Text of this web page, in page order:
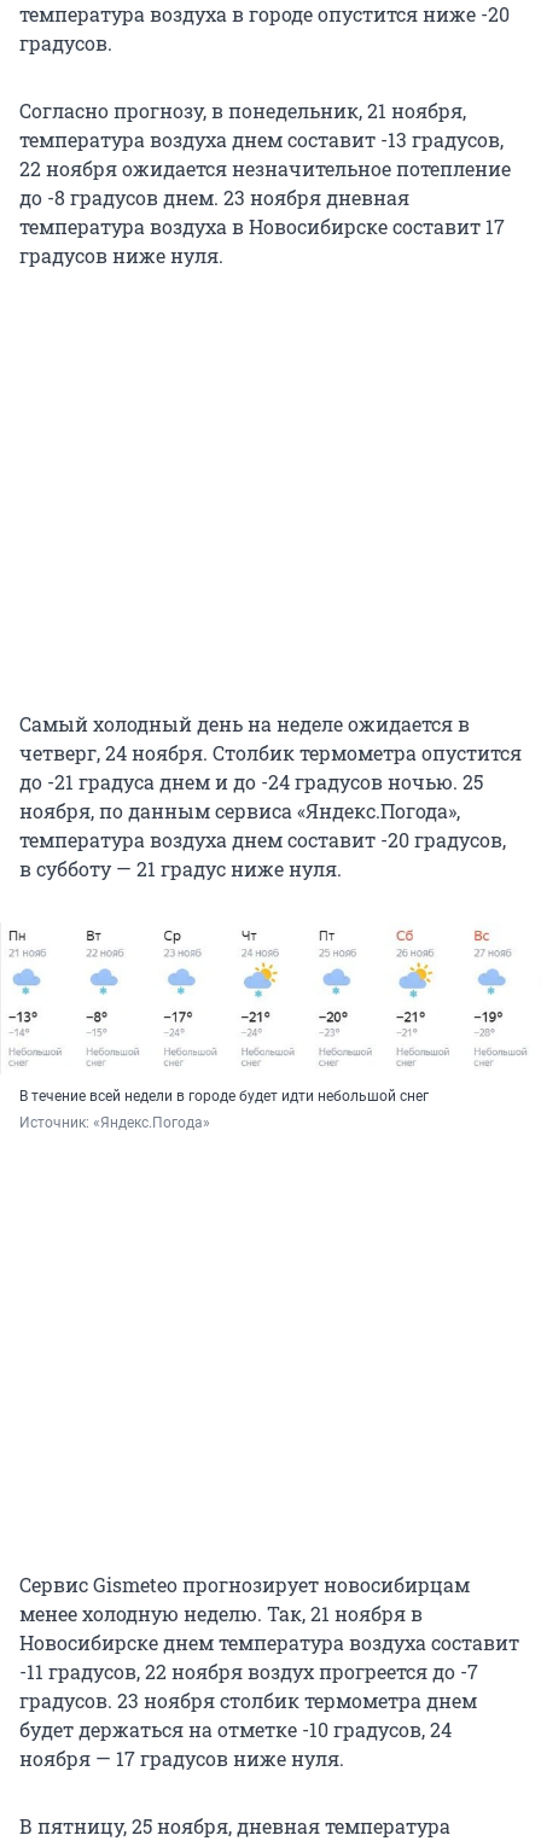
температура воздуха в городе опустится ниже -20
градусов.
Согласно прогнозу, в понедельник, 21 ноября,
температура воздуха днем составит -13 градусов,
22 ноября ожидается незначительное потепление
до -8 градусов днем. 23 ноября дневная
температура воздуха в Новосибирске составит 17
градусов ниже нуля.
Самый холодный день на неделе ожидается в
четверг, 24 ноября. Столбик термометра опустится
до -21 градуса днем и до -24 градусов ночью. 25
ноября, по данным сервиса «Яндекс.Погода»,
температура воздуха днем составит -20 градусов,
в субботу — 21 градус ниже нуля.
В течение всей недели в городе будет идти небольшой снег
Источник: «Яндекс.Погода»
Сервис Gismeteo прогнозирует новосибирцам
менее холодную неделю. Так, 21 ноября в
Новосибирске днем температура воздуха составит
-11 градусов, 22 ноября воздух прогреется до -7
градусов. 23 ноября столбик термометра днем
будет держаться на отметке -10 градусов, 24
ноября — 17 градусов ниже нуля.
В пятницу, 25 ноября, дневная температура